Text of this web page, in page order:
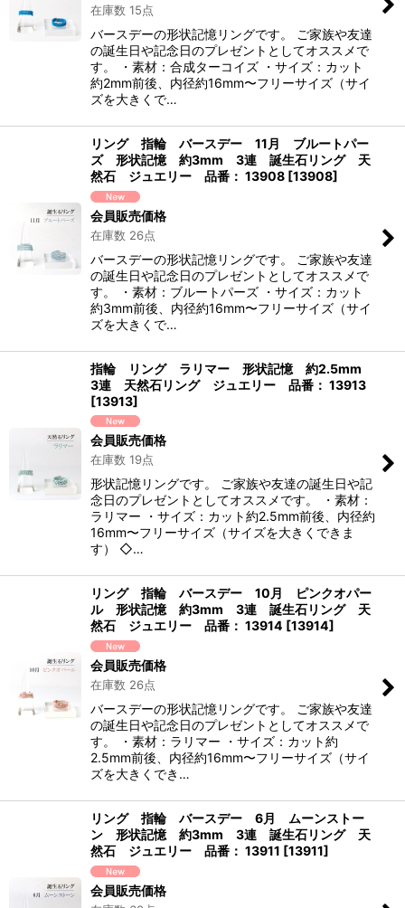
在庫数 15点
バースデーの形状記憶リングです。 ご家族や友達
の誕生日や記念日のプレゼントとしてオススメで
す。 ・素材：合成ターコイズ ・サイズ：カット
約2mm前後、内径約16mm〜フリーサイズ（サイ
ズを大きくで…
リング 指輪 バースデー 11月 ブルートパー
ズ 形状記憶 約3mm 3連 誕生石リング 天
然石 ジュエリー 品番： 13908 [13908]
会員販売価格
在庫数 26点
バースデーの形状記憶リングです。 ご家族や友達
の誕生日や記念日のプレゼントとしてオススメで
す。 ・素材：ブルートパーズ ・サイズ：カット
約3mm前後、内径約16mm〜フリーサイズ（サイ
ズを大きくで…
指輪 リング ラリマー 形状記憶 約2.5mm
3連 天然石リング ジュエリー 品番： 13913
[13913]
会員販売価格
在庫数 19点
形状記憶リングです。 ご家族や友達の誕生日や記
念日のプレゼントとしてオススメです。 ・素材：
ラリマー ・サイズ：カット約2.5mm前後、内径約
16mm〜フリーサイズ（サイズを大きくできま
す） ◇…
リング 指輪 バースデー 10月 ピンクオパー
ル 形状記憶 約3mm 3連 誕生石リング 天
然石 ジュエリー 品番： 13914 [13914]
会員販売価格
在庫数 26点
バースデーの形状記憶リングです。 ご家族や友達
の誕生日や記念日のプレゼントとしてオススメで
す。 ・素材：ラリマー ・サイズ：カット約
2.5mm前後、内径約16mm〜フリーサイズ（サイ
ズを大きくでき…
リング 指輪 バースデー 6月 ムーンストー
ン 形状記憶 約3mm 3連 誕生石リング 天
然石 ジュエリー 品番： 13911 [13911]
会員販売価格